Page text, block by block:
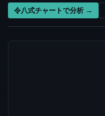
令八式チャートで分析 →